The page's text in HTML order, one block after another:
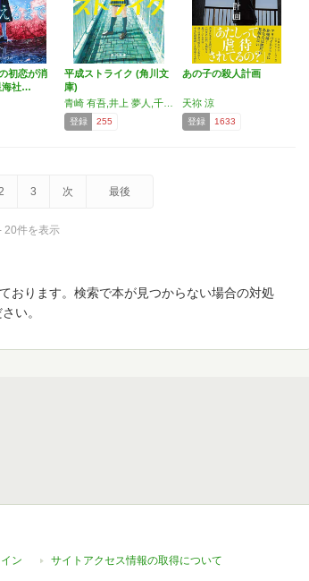
初恋が消
海社…
平成ストライク (角川文
庫)
登録 255
あの子の殺人計画
天祢 涼
登録 1633
3 次 最後
20件を表示
おります。検索で本が見つからない場合の対処
い。
ン サイトアクセス情報の取得について